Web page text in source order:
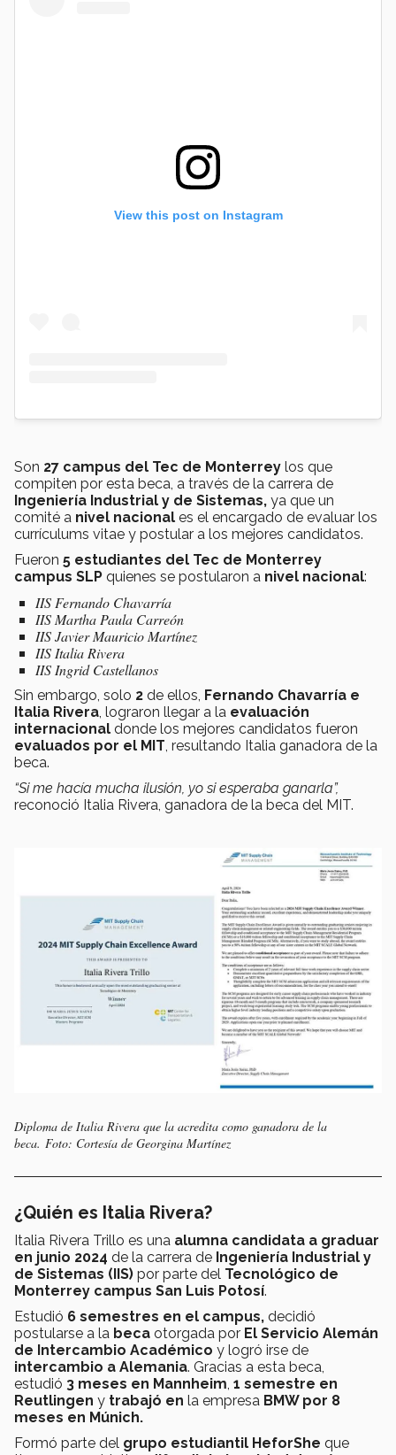
View this post on Instagram
Son 27 campus del Tec de Monterrey los que
compiten por esta beca, a través de la carrera de
Ingeniería Industrial y de Sistemas, ya que un
comité a nivel nacional es el encargado de evaluar los
currículums vitae y postular a los mejores candidatos.
Fueron 5 estudiantes del Tec de Monterrey
campus SLP quienes se postularon a nivel nacional:
IIS Fernando Chavarría
IIS Martha Paula Carreón
IIS Javier Mauricio Martínez
IIS Italia Rivera
IIS Ingrid Castellanos
Sin embargo, solo 2 de ellos, Fernando Chavarría e
Italia Rivera, lograron llegar a la evaluación
internacional donde los mejores candidatos fueron
evaluados por el MIT, resultando Italia ganadora de la
beca.
“Si me hacía mucha ilusión, yo si esperaba ganarla”,
reconoció Italia Rivera, ganadora de la beca del MIT.
Diploma de Italia Rivera que la acredita como ganadora de la
beca. Foto: Cortesía de Georgina Martínez
¿Quién es Italia Rivera?
Italia Rivera Trillo es una alumna candidata a graduar
en junio 2024 de la carrera de Ingeniería Industrial y
de Sistemas (IIS) por parte del Tecnológico de
Monterrey campus San Luis Potosí.
Estudió 6 semestres en el campus, decidió
postularse a la beca otorgada por El Servicio Alemán
de Intercambio Académico y logró irse de
intercambio a Alemania. Gracias a esta beca,
estudió 3 meses en Mannheim, 1 semestre en
Reutlingen y trabajó en la empresa BMW por 8
meses en Múnich.
Formó parte del grupo estudiantil HeforShe que